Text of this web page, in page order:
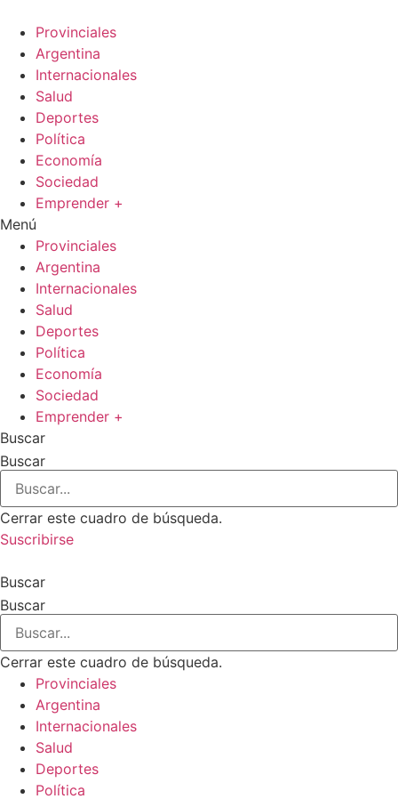
contenido
Provinciales
Argentina
Internacionales
Salud
Deportes
Política
Economía
Sociedad
Emprender +
Menú
Provinciales
Argentina
Internacionales
Salud
Deportes
Política
Economía
Sociedad
Emprender +
Buscar
Buscar
Cerrar este cuadro de búsqueda.
Suscribirse
Buscar
Buscar
Cerrar este cuadro de búsqueda.
Provinciales
Argentina
Internacionales
Salud
Deportes
Política